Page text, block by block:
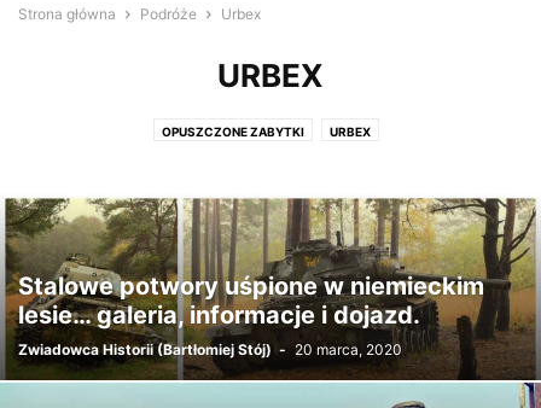
Strona główna Podróże Urbex
URBEX
OPUSZCZONE ZABYTKI URBEX
Stalowe potwory uśpione w niemieckim
lesie… galeria, informacje i dojazd.
Zwiadowca Historii (Bartłomiej Stój) - 20 marca, 2020